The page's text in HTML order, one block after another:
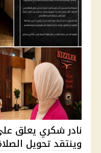
نادر شكري يعلق
وينتقد تحويل